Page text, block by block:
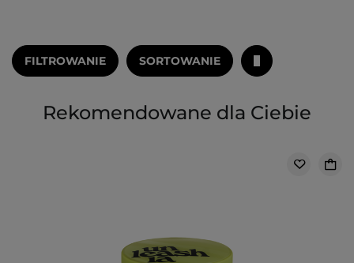
FILTROWANIE SORTOWANIE
Rekomendowane dla Ciebie